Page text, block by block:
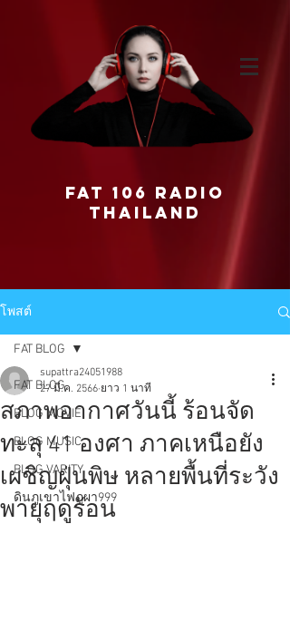
FAT 106 RADIO
THAILAND
โพสต์
FAT BLOG
BLOG MOVIE
BLOG MUSIC
BLOG VARITY
ดินภูเขาไฟภูผา999
FAT BLOG
สภาพอากาศวันนี้ ร้อนจัด
ทะลุ 41 องศา ภาคเหนือยัง
เผชิญฝุ่นพิษ หลายพื้นที่ระวัง
พายุฤดูร้อน
supattra24051988
27 มี.ค. 2566 ยาว 1 นาที